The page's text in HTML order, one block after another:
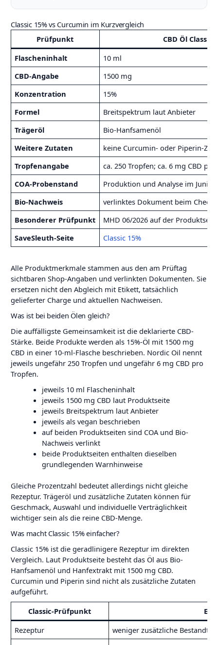
Classic 15% vs Curcumin im Kurzvergleich
Prüfpunkt
CBD Öl Classic
Flascheninhalt
10 ml
CBD-Angabe
1500 mg
Konzentration
15%
Formel
Breitspektrum laut Anbieter
Trägeröl
Bio-Hanfsamenöl
Weitere Zutaten
keine Curcumin- oder Piperin-
Tropfenangabe
ca. 250 Tropfen; ca. 6 mg CBD
COA-Probenstand
Produktion und Analyse im Juni
Bio-Nachweis
verlinktes Dokument beim Check
Besonderer Prüfpunkt
MHD 06/2026 auf der
SaveSleuth-Seite
Classic 15%
Alle Produktmerkmale stammen aus den am Prüftag
sichtbaren Shop-Angaben und verlinkten Dokumenten. Sie
ersetzen nicht den Abgleich mit Etikett, tatsächlich
gelieferter Charge und aktuellen Nachweisen.
Was ist bei beiden Ölen gleich?
Die auffälligste Gemeinsamkeit ist die deklarierte CBD-
Stärke. Beide Produkte werden als 15%-Öl mit 1500 mg
CBD in einer 10-ml-Flasche beschrieben. Nordic Oil nennt
jeweils ungefähr 250 Tropfen und ungefähr 6 mg CBD pro
Tropfen.
jeweils 10 ml Flascheninhalt
jeweils 1500 mg CBD laut Produktseite
jeweils Breitspektrum laut Anbieter
jeweils als vegan beschrieben
auf beiden Produktseiten sind COA und Bio-
Nachweis verlinkt
beide Produktseiten enthalten dieselben
grundlegenden Warnhinweise
Gleiche Prozentzahl bedeutet allerdings nicht gleiche
Rezeptur. Trägeröl und zusätzliche Zutaten können für
Geschmack, Auswahl und individuelle Verträglichkeit
wichtiger sein als die reine CBD-Menge.
Was macht Classic 15% einfacher?
Classic 15% ist die geradlinigere Rezeptur im direkten
Vergleich. Laut Produktseite besteht das Öl aus Bio-
Hanfsamenöl und Hanfextrakt mit 1500 mg CBD.
Curcumin und Piperin sind nicht als zusätzliche Zutaten
aufgeführt.
Classic-Prüfpunkt
Rezeptur
weniger zusätzliche